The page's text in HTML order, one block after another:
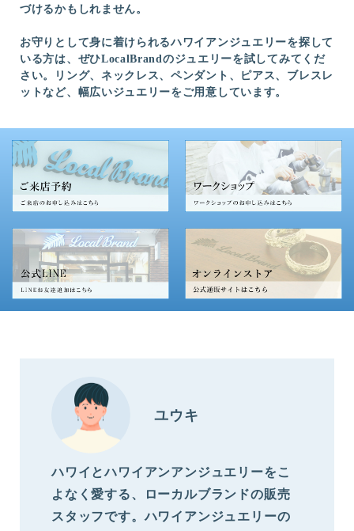
づけるかもしれません。
お守りとして身に着けられるハワイアンジュエリーを探して
いる方は、ぜひLocalBrandのジュエリーを試してみてくだ
さい。リング、ネックレス、ペンダント、ピアス、ブレスレ
ットなど、幅広いジュエリーをご用意しています。
ユウキ
ハワイとハワイアンアンジュエリーをこ
よなく愛する、ローカルブランドの販売
スタッフです。ハワイアンジュエリーの